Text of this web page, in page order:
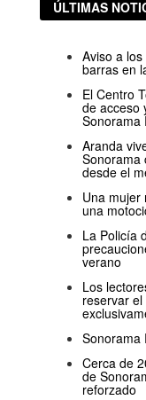
ÚLTIMAS
Aviso a
barras en
El Centro
de acceso
Sonorama
Aranda
Sonorama
desde el
Una mujer
una
La Policía
verano
Los
reservar
Sonorama
Cerca de
de
reforzado